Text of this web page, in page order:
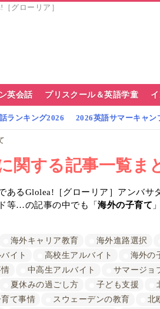
グローリア］
英会話 プリスクール＆英語学童
ランキング2026 2026英語サマーキャン
関する記事一覧ま
あるGlolea!［グローリア］アンバサ
等…の記事の中でも「海外の子育て
海外キャリア教育 海外進路選択
イト 高校生アルバイト 海外の
中高生アルバイト サマージョ
夏休みの過ごし方 子ども支援
て事情 スウェーデンの教育
北